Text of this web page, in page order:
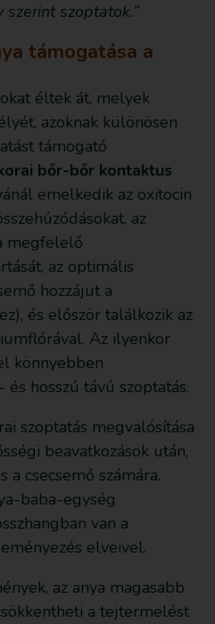
szoptatok.”
támogatása a
éltek át, melyek
azoknak különösen
támogató
bőr-bőr kontaktus
emelkedik az oxitocin
az
megfelelő
az optimális
hozzájut a
és először találkozik az
Az ilyenkor
könnyebben
hosszú távú szoptatás.
szoptatás megvalósítása
beavatkozások után,
a csecsemő számára.
baba-egység
van a
elveivel.
az anya magasabb
a tejtermelést